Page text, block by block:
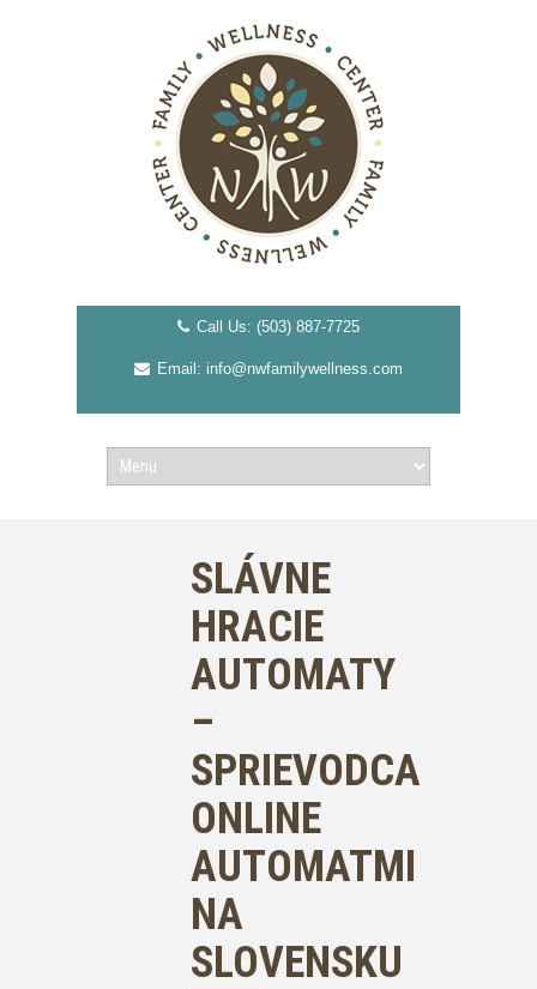
Call Us: (503) 887-7725
Email: info@nwfamilywellness.com
SLÁVNE
HRACIE
AUTOMATY
–
SPRIEVODCA
ONLINE
AUTOMATMI
NA
SLOVENSKU